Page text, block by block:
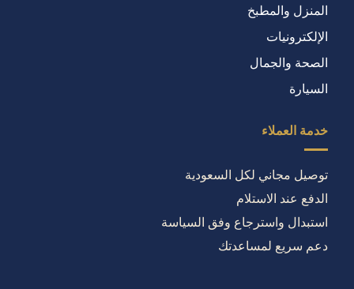
المنزل والمطبخ
الإلكترونيات
الصحة والجمال
السيارة
خدمة العملاء
توصيل مجاني لكل السعودية
الدفع عند الاستلام
استبدال واسترجاع وفق السياسة
دعم سريع لمساعدتك